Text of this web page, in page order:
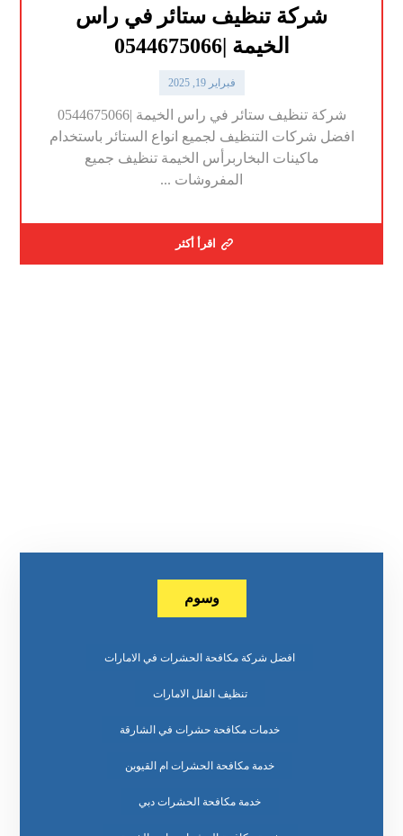
شركة تنظيف ستائر في راس
الخيمة |0544675066
فبراير 19, 2025
شركة تنظيف ستائر في راس الخيمة |0544675066
افضل شركات التنظيف لجميع انواع الستائر باستخدام
ماكينات البخاربرأس الخيمة تنظيف جميع
المفروشات ...
اقرأ أكثر
وسوم
افضل شركة مكافحة الحشرات في الامارات
تنظيف الفلل الامارات
خدمات مكافحة حشرات في الشارقة
خدمة مكافحة الحشرات ام القيوين
خدمة مكافحة الحشرات دبي